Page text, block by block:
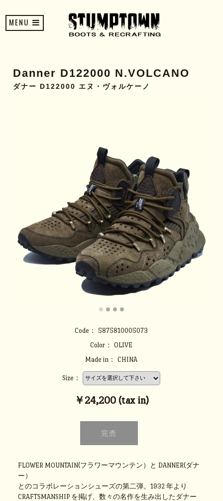
MENU
Danner D122000 N.VOLCANO
ダナー D122000 エヌ・ヴォルケーノ
Code：
5875810005073
Color：
OLIVE
Made in：
CHINA
Size：
￥24,200 (tax in)
FLOWER MOUNTAIN(フラワーマウンテン）と DANNER(ダナ
ー）
とのコラボレーションシューズの第二弾。1932 年より
CRAFTSMANSHIP を掲げ、数々の名作を生み出したダナー